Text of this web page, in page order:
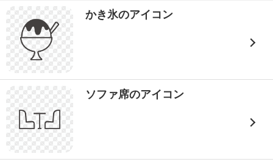
かき氷のアイコン
ソファ席のアイコン